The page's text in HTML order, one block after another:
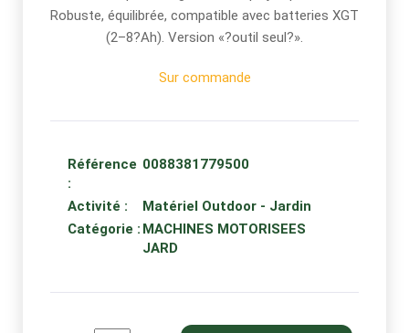
Robuste, équilibrée, compatible avec batteries XGT
(2–8?Ah). Version «?outil seul?».
Sur commande
Référence
:
0088381779500
Activité :
Matériel Outdoor - Jardin
Catégorie : MACHINES MOTORISEES
JARD